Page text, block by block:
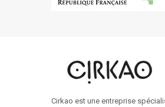
Cirkao est une entreprise